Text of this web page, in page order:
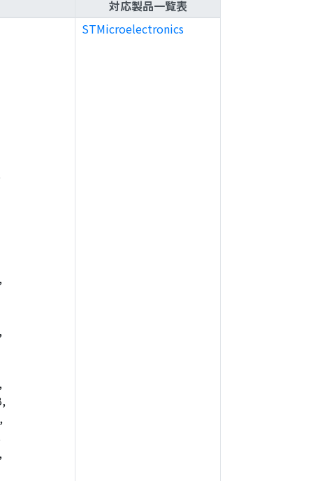
対応製品一覧表
STMicroelectronics